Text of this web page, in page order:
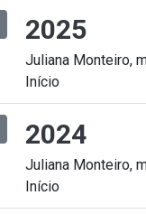
2025
Juliana Monteiro,
Início
2024
Juliana Monteiro,
Início